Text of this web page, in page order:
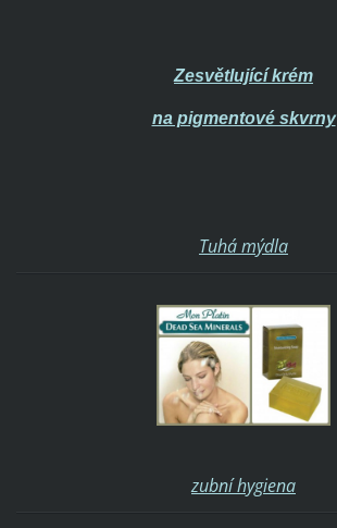
Zesvětlující krém
na pigmentové skvrny
Tuhá mýdla
zubní hygiena